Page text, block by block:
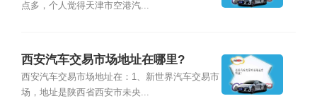
点多，个人觉得天津市空港汽...
西安汽车交易市场地址在哪里?
西安汽车交易市场地址在：1、新世界汽车交易市
场，地址是陕西省西安市未央...